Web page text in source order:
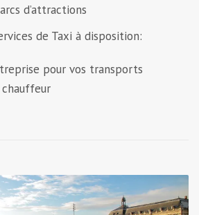
d’attractions
de Taxi à disposition:
pour vos transports
chauffeur